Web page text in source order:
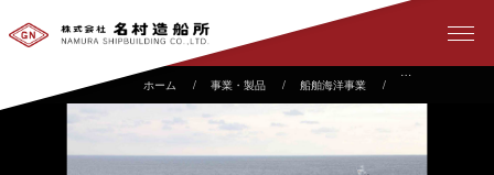
事業・製品 船舶海洋事業